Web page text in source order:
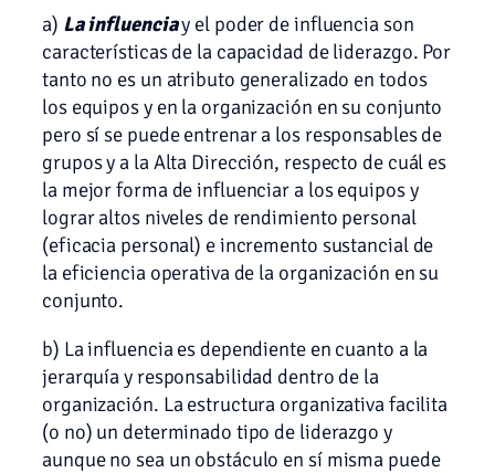
a) La influenciay el poder de influencia son
características de la capacidad de liderazgo. Por
tanto no es un atributo generalizado en todos
los equipos y en la organización en su conjunto
pero sí se puede entrenar a los responsables de
grupos y a la Alta Dirección, respecto de cuál es
la mejor forma de influenciar a los equipos y
lograr altos niveles de rendimiento personal
(eficacia personal) e incremento sustancial de
la eficiencia operativa de la organización en su
conjunto.
b) La influencia es dependiente en cuanto a la
jerarquía y responsabilidad dentro de la
organización. La estructura organizativa facilita
(o no) un determinado tipo de liderazgo y
aunque no sea un obstáculo en sí misma puede